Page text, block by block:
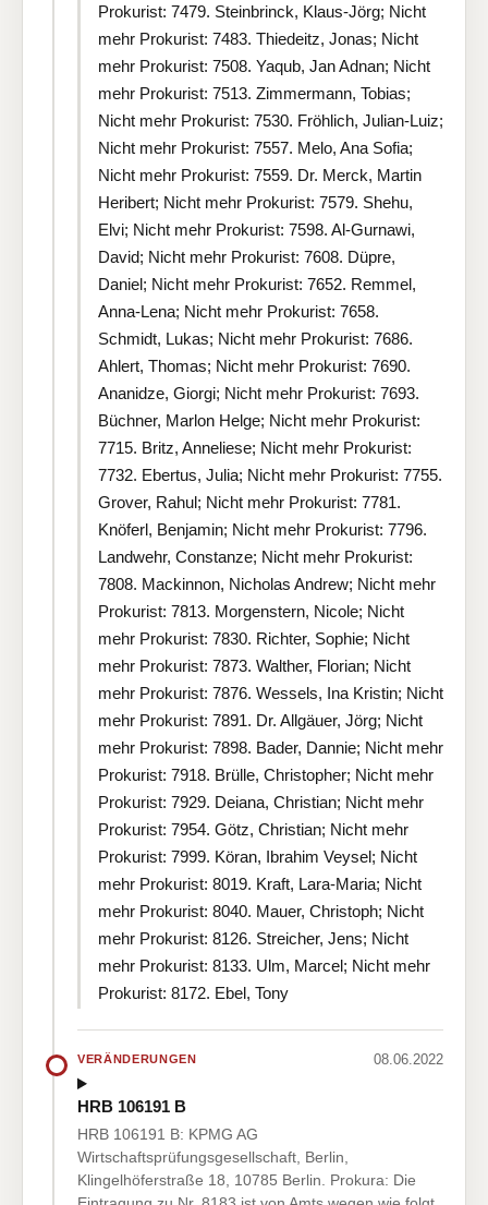
Prokurist: 7479. Steinbrinck, Klaus-Jörg; Nicht
mehr Prokurist: 7483. Thiedeitz, Jonas; Nicht
mehr Prokurist: 7508. Yaqub, Jan Adnan; Nicht
mehr Prokurist: 7513. Zimmermann, Tobias;
Nicht mehr Prokurist: 7530. Fröhlich, Julian-Luiz;
Nicht mehr Prokurist: 7557. Melo, Ana Sofia;
Nicht mehr Prokurist: 7559. Dr. Merck, Martin
Heribert; Nicht mehr Prokurist: 7579. Shehu,
Elvi; Nicht mehr Prokurist: 7598. Al-Gurnawi,
David; Nicht mehr Prokurist: 7608. Düpre,
Daniel; Nicht mehr Prokurist: 7652. Remmel,
Anna-Lena; Nicht mehr Prokurist: 7658.
Schmidt, Lukas; Nicht mehr Prokurist: 7686.
Ahlert, Thomas; Nicht mehr Prokurist: 7690.
Ananidze, Giorgi; Nicht mehr Prokurist: 7693.
Büchner, Marlon Helge; Nicht mehr Prokurist:
7715. Britz, Anneliese; Nicht mehr Prokurist:
7732. Ebertus, Julia; Nicht mehr Prokurist: 7755.
Grover, Rahul; Nicht mehr Prokurist: 7781.
Knöferl, Benjamin; Nicht mehr Prokurist: 7796.
Landwehr, Constanze; Nicht mehr Prokurist:
7808. Mackinnon, Nicholas Andrew; Nicht mehr
Prokurist: 7813. Morgenstern, Nicole; Nicht
mehr Prokurist: 7830. Richter, Sophie; Nicht
mehr Prokurist: 7873. Walther, Florian; Nicht
mehr Prokurist: 7876. Wessels, Ina Kristin; Nicht
mehr Prokurist: 7891. Dr. Allgäuer, Jörg; Nicht
mehr Prokurist: 7898. Bader, Dannie; Nicht mehr
Prokurist: 7918. Brülle, Christopher; Nicht mehr
Prokurist: 7929. Deiana, Christian; Nicht mehr
Prokurist: 7954. Götz, Christian; Nicht mehr
Prokurist: 7999. Köran, Ibrahim Veysel; Nicht
mehr Prokurist: 8019. Kraft, Lara-Maria; Nicht
mehr Prokurist: 8040. Mauer, Christoph; Nicht
mehr Prokurist: 8126. Streicher, Jens; Nicht
mehr Prokurist: 8133. Ulm, Marcel; Nicht mehr
Prokurist: 8172. Ebel, Tony
VERÄNDERUNGEN 08.06.2022
HRB 106191 B
HRB 106191 B: KPMG AG
Wirtschaftsprüfungsgesellschaft, Berlin,
Klingelhöferstraße 18, 10785 Berlin. Prokura: Die